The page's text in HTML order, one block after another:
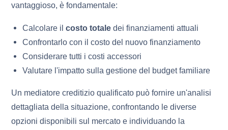
vantaggioso, è fondamentale:
Calcolare il costo totale dei finanziamenti attuali
Confrontarlo con il costo del nuovo finanziamento
Considerare tutti i costi accessori
Valutare l'impatto sulla gestione del budget familiare
Un mediatore creditizio qualificato può fornire un'analisi
dettagliata della situazione, confrontando le diverse
opzioni disponibili sul mercato e individuando la